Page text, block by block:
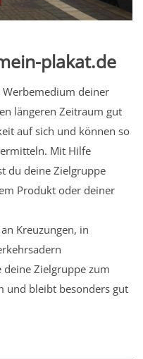
plakat.de
deiner
längeren Zeitraum gut
auf sich und können so
Mit Hilfe
du deine Zielgruppe
Produkt oder deiner
Kreuzungen, in
Zielgruppe zum
und bleibt besonders gut